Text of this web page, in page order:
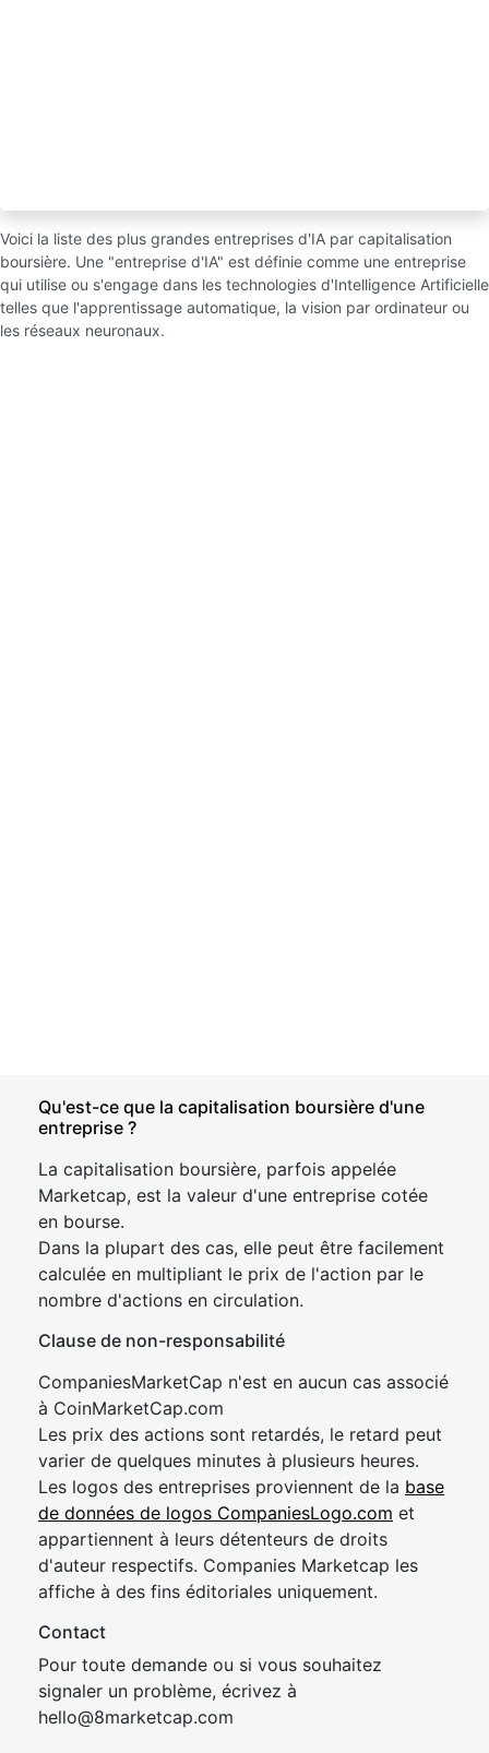
Voici la liste des plus grandes entreprises d'IA par capitalisation
boursière. Une "entreprise d'IA" est définie comme une entreprise
qui utilise ou s'engage dans les technologies d'Intelligence Artificielle
telles que l'apprentissage automatique, la vision par ordinateur ou
les réseaux neuronaux.
Qu'est-ce que la capitalisation boursière d'une
entreprise ?
La capitalisation boursière, parfois appelée
Marketcap, est la valeur d'une entreprise cotée
en bourse.
Dans la plupart des cas, elle peut être facilement
calculée en multipliant le prix de l'action par le
nombre d'actions en circulation.
Clause de non-responsabilité
CompaniesMarketCap n'est en aucun cas associé
à CoinMarketCap.com
Les prix des actions sont retardés, le retard peut
varier de quelques minutes à plusieurs heures.
Les logos des entreprises proviennent de la base
de données de logos CompaniesLogo.com et
appartiennent à leurs détenteurs de droits
d'auteur respectifs. Companies Marketcap les
affiche à des fins éditoriales uniquement.
Contact
Pour toute demande ou si vous souhaitez
signaler un problème, écrivez à
hello@8marketcap.com